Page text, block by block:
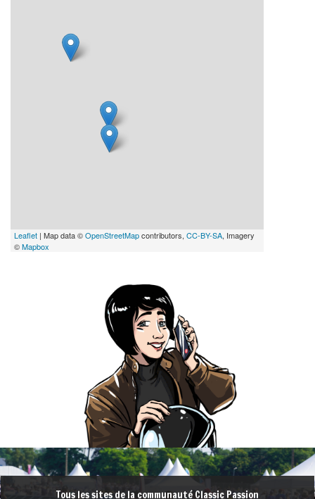
Leaflet | Map data ©OpenStreetMapcontributors, CC-BY-SA, Imagery
©Mapbox
Tous les sites de la communauté Classic Passion